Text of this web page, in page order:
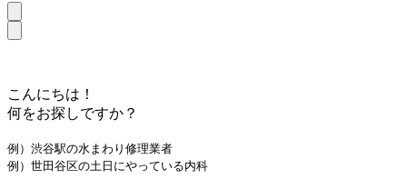
こんにちは！
何をお探しですか？
例）渋谷駅の水まわり修理業者
例）世田谷区の土日にやっている内科